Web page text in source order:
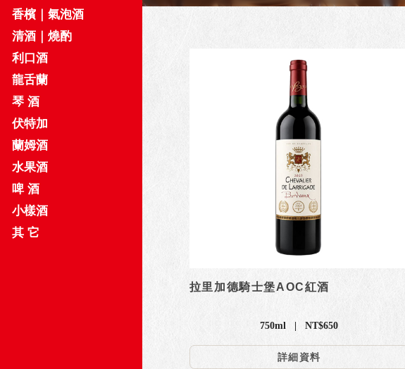
拉里加德騎士堡AOC紅酒
750ml | NT$650
詳細資料
香檳｜氣泡酒
清酒｜燒酌
利口酒
龍舌蘭
琴 酒
伏特加
蘭姆酒
水果酒
啤 酒
小樣酒
其 它